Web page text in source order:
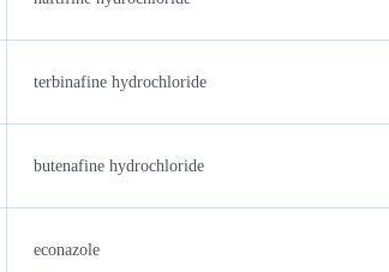
terbinafine hydrochloride
butenafine hydrochloride
econazole